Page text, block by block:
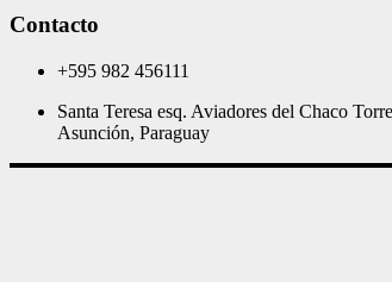
Contacto
+595 982 456111
Santa Teresa esq. Aviadores del Chaco
Asunción, Paraguay